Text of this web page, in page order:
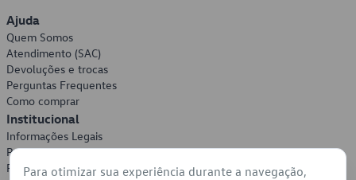
Ajuda
Quem Somos
Atendimento (SAC)
Devoluções e trocas
Perguntas Frequentes
Como comprar
Institucional
Informações Legais
Política de Privacidade
Política de Cookies
Para otimizar sua experiência durante a navegação,